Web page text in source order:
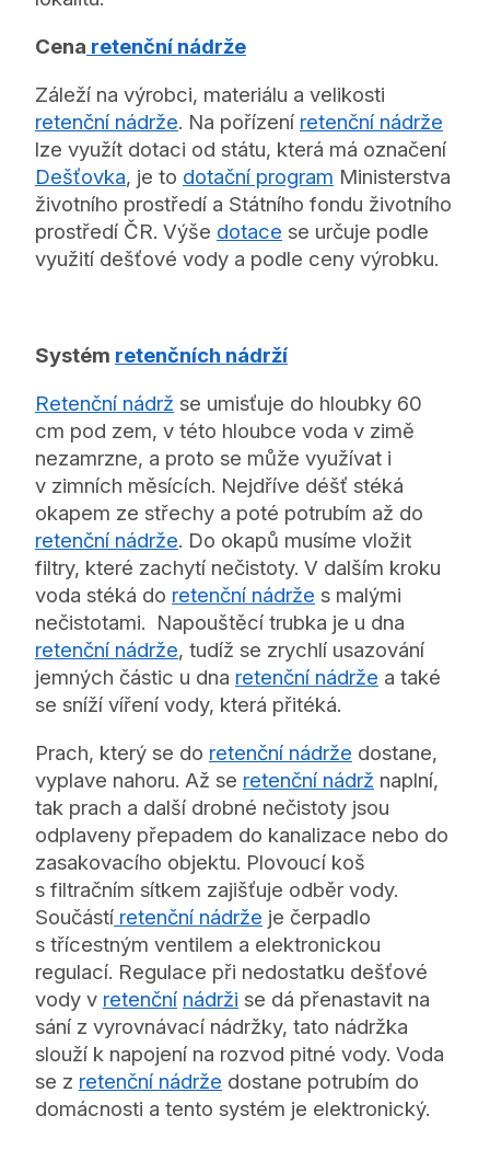
Cena retenční nádrže
Záleží na výrobci, materiálu a velikosti
retenční nádrže. Na pořízení retenční nádrže
lze využít dotaci od státu, která má označení
Dešťovka, je to dotační program Ministerstva
životního prostředí a Státního fondu životního
prostředí ČR. Výše dotace se určuje podle
využití dešťové vody a podle ceny výrobku.
Systém retenčních nádrží
Retenční nádrž se umisťuje do hloubky 60
cm pod zem, v této hloubce voda v zimě
nezamrzne, a proto se může využívat i
v zimních měsících. Nejdříve déšť stéká
okapem ze střechy a poté potrubím až do
retenční nádrže. Do okapů musíme vložit
filtry, které zachytí nečistoty. V dalším kroku
voda stéká do retenční nádrže s malými
nečistotami. Napouštěcí trubka je u dna
retenční nádrže, tudíž se zrychlí usazování
jemných částic u dna retenční nádrže a také
se sníží víření vody, která přitéká.
Prach, který se do retenční nádrže dostane,
vyplave nahoru. Až se retenční nádrž naplní,
tak prach a další drobné nečistoty jsou
odplaveny přepadem do kanalizace nebo do
zasakovacího objektu. Plovoucí koš
s filtračním sítkem zajišťuje odběr vody.
Součástí retenční nádrže je čerpadlo
s třícestným ventilem a elektronickou
regulací. Regulace při nedostatku dešťové
vody v retenční nádrži se dá přenastavit na
sání z vyrovnávací nádržky, tato nádržka
slouží k napojení na rozvod pitné vody. Voda
se z retenční nádrže dostane potrubím do
domácnosti a tento systém je elektronický.